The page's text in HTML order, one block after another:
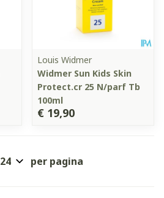
Louis Widmer
Widmer Sun Kids Skin
Protect.cr 25 N/parf Tb
100ml
€ 19,90
per pagina